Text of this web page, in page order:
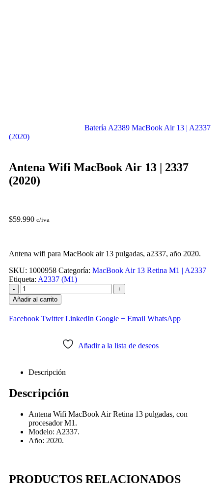
Batería A2389 MacBook Air 13 | A2337
(2020)
Antena Wifi MacBook Air 13 | 2337
(2020)
$59.990 c/iva
Antena wifi para MacBook air 13 pulgadas, a2337, año 2020.
SKU: 1000958 Categoría: MacBook Air 13 Retina M1 | A2337
Etiqueta: A2337 (M1)
-
+
Añadir al carrito
Facebook Twitter LinkedIn Google + Email WhatsApp
Añadir a la lista de deseos
Descripción
Descripción
Antena Wifi MacBook Air Retina 13 pulgadas, con
procesador M1.
Modelo: A2337.
Año: 2020.
PRODUCTOS RELACIONADOS